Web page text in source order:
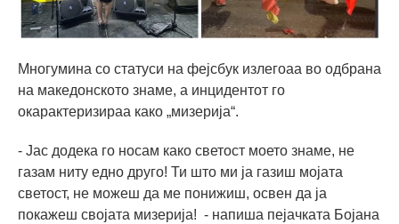
Многумина со статуси на фејсбук излегоаа во одбрана
на македонското знаме, а инцидентот го
окарактеризираа како „мизерија“.
- Јас додека го носам како светост моето знаме, не
газам ниту едно друго! Ти што ми ја газиш мојата
светост, не можеш да ме понижиш, освен да ја
покажеш својата мизерија! - напиша пејачката Бојана